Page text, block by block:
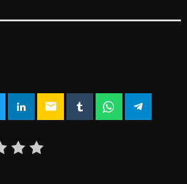
email